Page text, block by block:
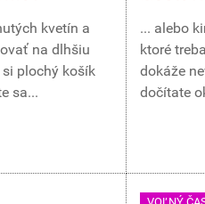
kvetín a
na dlhšiu
plochý košík
sa...
... alebo
ktoré
dokáže
dočítate